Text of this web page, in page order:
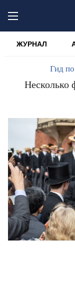
ЖУРНАЛ
Гид
Несколько